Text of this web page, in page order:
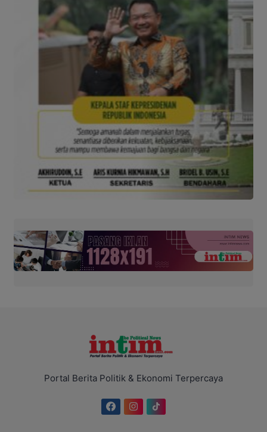
Portal Berita Politik & Ekonomi Terpercaya